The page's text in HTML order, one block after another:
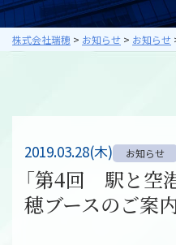
海外ビジネス
取り扱いメーカー
研修・教育について
社員インタビュー
募集要項
株式会社瑞穂 > お知らせ > お知らせ
2019.03.28(木) お知らせ
「第4回 駅と空
穂ブースのご案